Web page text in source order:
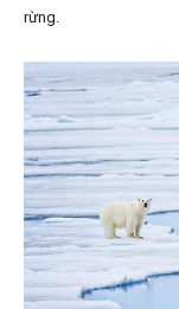
rừng.